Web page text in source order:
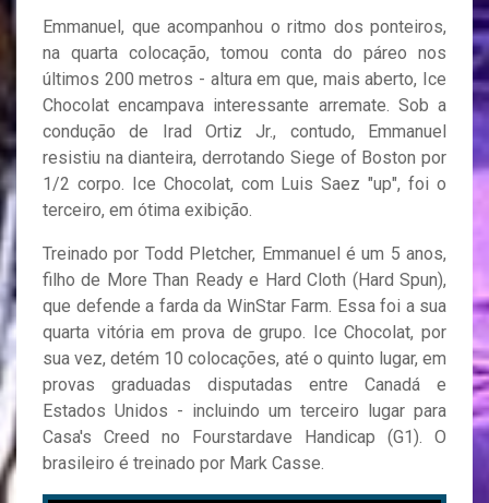
Emmanuel, que acompanhou o ritmo dos ponteiros,
na quarta colocação, tomou conta do páreo nos
últimos 200 metros - altura em que, mais aberto, Ice
Chocolat encampava interessante arremate. Sob a
condução de Irad Ortiz Jr., contudo, Emmanuel
resistiu na dianteira, derrotando Siege of Boston por
1/2 corpo. Ice Chocolat, com Luis Saez "up", foi o
terceiro, em ótima exibição.
Treinado por Todd Pletcher, Emmanuel é um 5 anos,
filho de More Than Ready e Hard Cloth (Hard Spun),
que defende a farda da WinStar Farm. Essa foi a sua
quarta vitória em prova de grupo. Ice Chocolat, por
sua vez, detém 10 colocações, até o quinto lugar, em
provas graduadas disputadas entre Canadá e
Estados Unidos - incluindo um terceiro lugar para
Casa's Creed no Fourstardave Handicap (G1). O
brasileiro é treinado por Mark Casse.